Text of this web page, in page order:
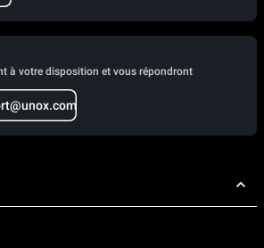
à votre disposition et vous répondront